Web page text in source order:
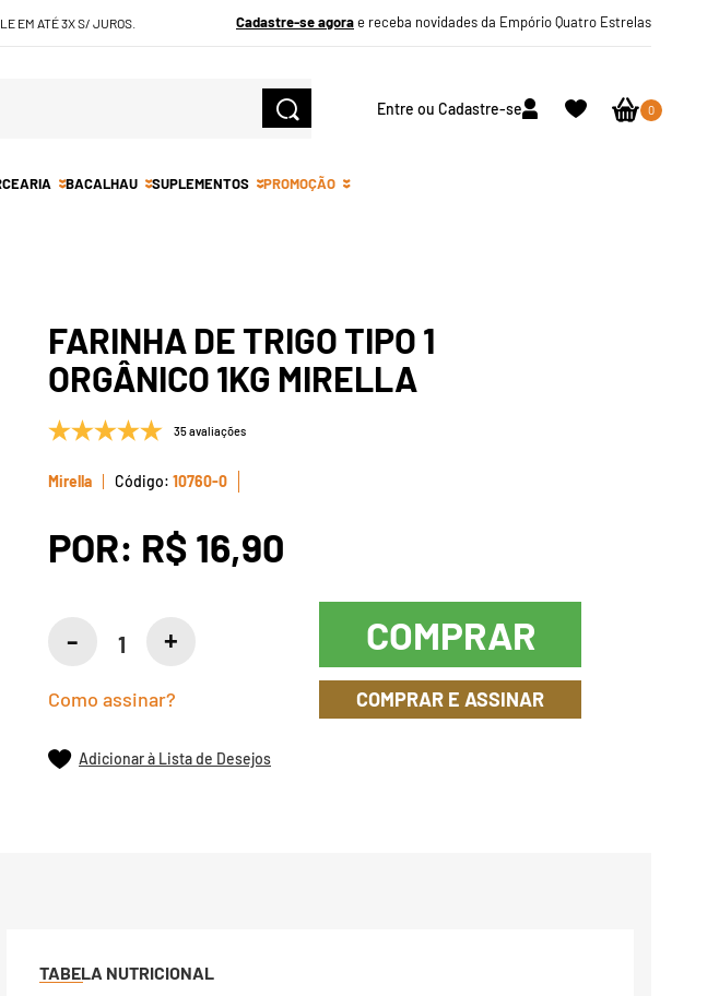
EM ATÉ 3X S/ JUROS. Cadastre-se agorae receba novidades da Empório Quatro Estrelas
Entre ou Cadastre-se 0
BACALHAU SUPLEMENTOS PROMOÇÃO
FARINHA DE TRIGO TIPO 1
ORGÂNICO 1KG MIRELLA
35 avaliações
Mirella 10760-0
POR: R$ 16,90
COMPRAR
Como assinar? COMPRAR E ASSINAR
Adicionar à Lista de Desejos
TABELA NUTRICIONAL